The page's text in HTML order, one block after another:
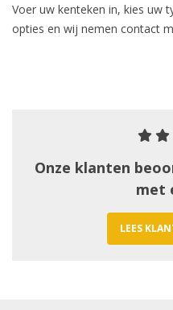
Voer uw kenteken in, kies uw
opties en wij nemen contact
Onze klanten
met
LEES